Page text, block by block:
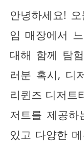
안녕하세요!
임 매장에서
대해 함께 탐
러분 혹시, 디
리퀸즈 디저트
저트를 제공
있고 다양한